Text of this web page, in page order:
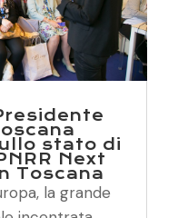
stato di
Next
Toscana
la grande